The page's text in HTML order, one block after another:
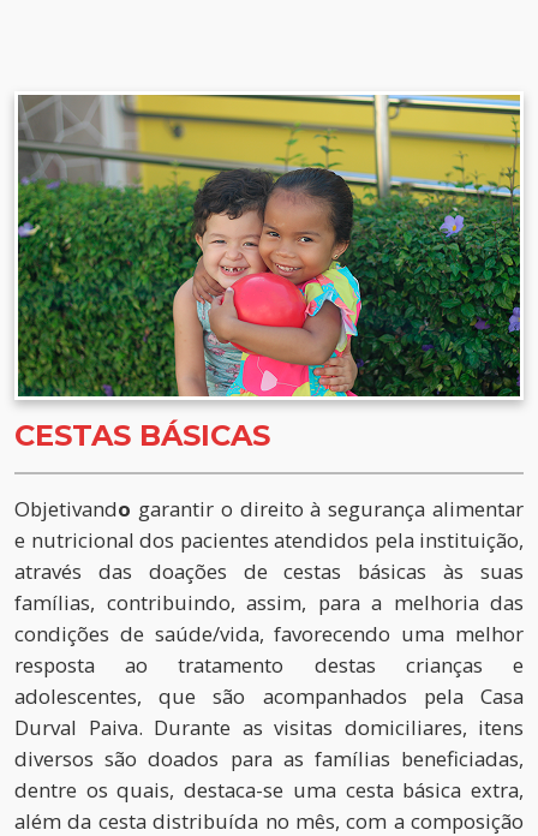
CESTAS BÁSICAS
Objetivando garantir o direito à segurança alimentar
e nutricional dos pacientes atendidos pela instituição,
através das doações de cestas básicas às suas
famílias, contribuindo, assim, para a melhoria das
condições de saúde/vida, favorecendo uma melhor
resposta ao tratamento destas crianças e
adolescentes, que são acompanhados pela Casa
Durval Paiva. Durante as visitas domiciliares, itens
diversos são doados para as famílias beneficiadas,
dentre os quais, destaca-se uma cesta básica extra,
além da cesta distribuída no mês, com a composição